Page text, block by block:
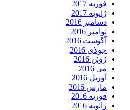
فوریه 2017
ژانویه 2017
دسامبر 2016
نوامبر 2016
آگوست 2016
جولای 2016
ژوئن 2016
می 2016
آوریل 2016
مارس 2016
فوریه 2016
ژانویه 2016